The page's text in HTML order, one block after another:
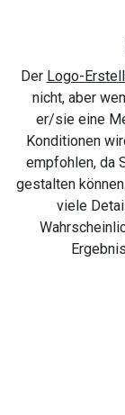
Der Logo-
nicht, aber
er/sie eine
Konditionen
empfohlen, da
gestalten
viele